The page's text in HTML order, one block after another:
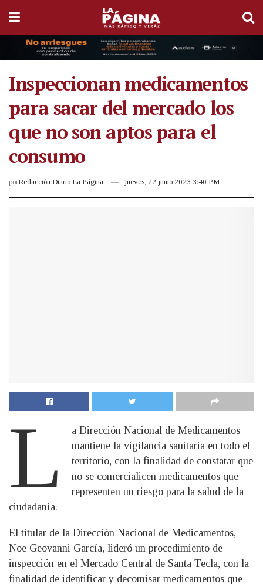
Inspeccionan medicamentos
para sacar del mercado los
que no son aptos para el
consumo
porRedacción Diario La Página jueves, 22 junio 2023 3:40 PM
L
a Dirección Nacional de Medicamentos
mantiene la vigilancia sanitaria en todo el
territorio, con la finalidad de constatar que
no se comercialicen medicamentos que
representen un riesgo para la salud de la
ciudadanía.
El titular de la Dirección Nacional de Medicamentos,
Noe Geovanni García, lideró un procedimiento de
inspección en el Mercado Central de Santa Tecla, con la
finalidad de identificar y decomisar medicamentos que